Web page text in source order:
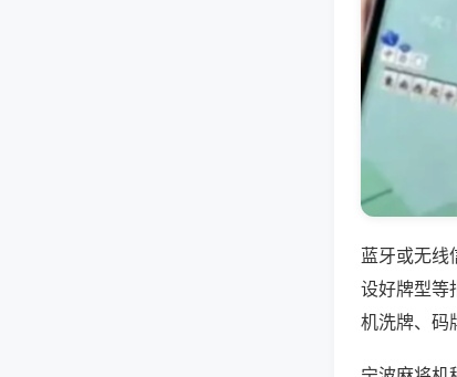
蓝牙或无线
设好牌型等
机洗牌、码